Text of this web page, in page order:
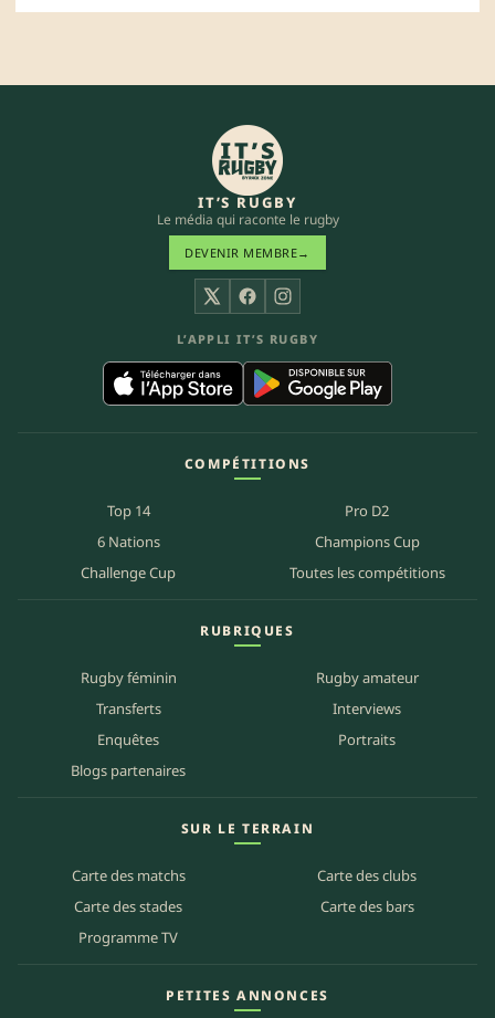
IT’S RUGBY
Le média qui raconte le rugby
DEVENIR MEMBRE→
X FacebookInstagram
L’APPLI IT’S RUGBY
COMPÉTITIONS
Top 14
Pro D2
6 Nations
Champions Cup
Challenge Cup
Toutes les compétitions
RUBRIQUES
Rugby féminin
Rugby amateur
Transferts
Interviews
Enquêtes
Portraits
Blogs partenaires
SUR LE TERRAIN
Carte des matchs
Carte des clubs
Carte des stades
Carte des bars
Programme TV
PETITES ANNONCES